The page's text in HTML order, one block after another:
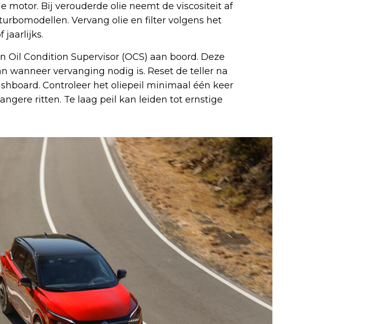
motor. Bij verouderde olie neemt de viscositeit af
Vervang olie en filter volgens het
jaarlijks.
Condition Supervisor (OCS) aan boord. Deze
wanneer vervanging nodig is. Reset de teller na
Controleer het oliepeil minimaal één keer
ritten. Te laag peil kan leiden tot ernstige